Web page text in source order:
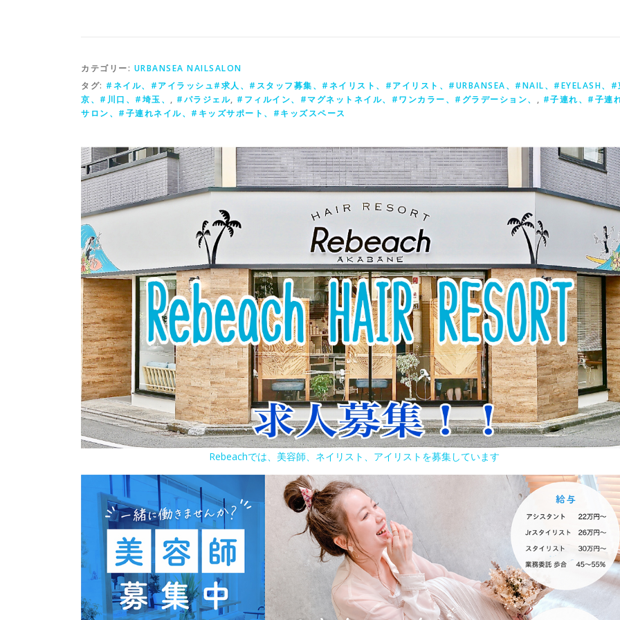
カテゴリー: URBANSEA NAILSALON
タグ: #ネイル、#アイラッシュ#求人、#スタッフ募集、#ネイリスト、#アイリスト、#URBANSEA、#NAIL、#EYELASH、#
京、#川口、#埼玉、 , #パラジェル, #フィルイン、#マグネットネイル、#ワンカラー、#グラデーション、 , #子連れ、#子連
サロン、#子連れネイル、#キッズサポート、#キッズスペース
Rebeachでは、美容師、ネイリスト、アイリストを募集しています